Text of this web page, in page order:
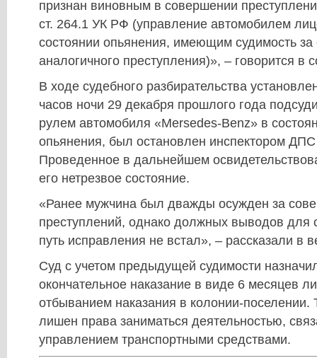
признан виновным в совершении
ст. 264.1 УК РФ (управление автомобилем
состоянии опьянения, имеющим судимость
аналогичного преступления)», – говорится в
В ходе судебного разбирательства
часов ночи 29 декабря прошлого года
рулем автомобиля «Mersedes-Benz» в
опьянения, был остановлен инспектором
Проведенное в дальнейшем
его нетрезвое состояние.
«Ранее мужчина был дважды осужден за
преступлений, однако должных выводов для
путь исправления не встал», – рассказали в
Суд с учетом предыдущей судимости
окончательное наказание в виде 6 месяцев
отбыванием наказания в колонии-поселении.
лишен права заниматься деятельностью,
управлением транспортными средствами.